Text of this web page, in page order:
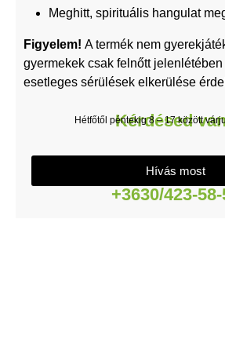
Meghitt, spirituális hangulat
Figyelem! A termék nem
gyermekek csak felnőtt
esetleges sérülések elkerülése
Kérdésed
Hétfőtől péntekig 8 – 17 között
Hívás most
+3630/423-